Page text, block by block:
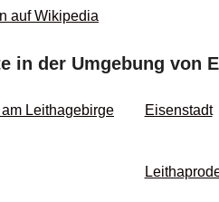
auf Wikipedia
in der Umgebung von
Leithagebirge Eisenstadt